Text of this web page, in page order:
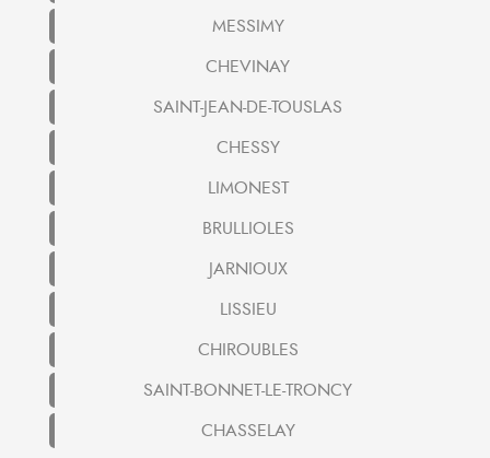
MESSIMY
CHEVINAY
SAINT-JEAN-DE-TOUSLAS
CHESSY
LIMONEST
BRULLIOLES
JARNIOUX
LISSIEU
CHIROUBLES
SAINT-BONNET-LE-TRONCY
CHASSELAY